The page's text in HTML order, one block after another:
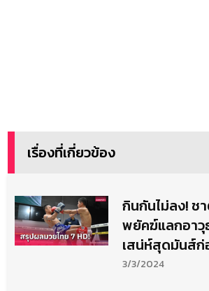
เรื่องที่เกี่ยวข้อง
กินกันไม่ลง! ช
พยัคฆ์แลกอา
เสน่ห์สุดมันส์ก่
เดือด
3/3/2024